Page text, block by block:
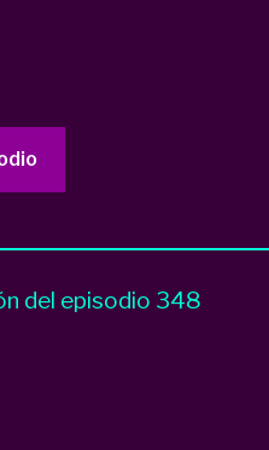
del episodio 348